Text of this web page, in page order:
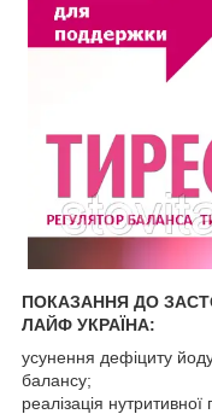
ПОКАЗАННЯ ДО
ЛАЙФ УКРАЇНА:
усунення дефіциту
балансу;
реалізація